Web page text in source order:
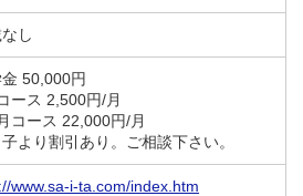
し
金 50,000円
ース 2,500円/月
コース 22,000円/月
より割引あり。ご相談下さい。
www.sa-i-ta.com/index.htm